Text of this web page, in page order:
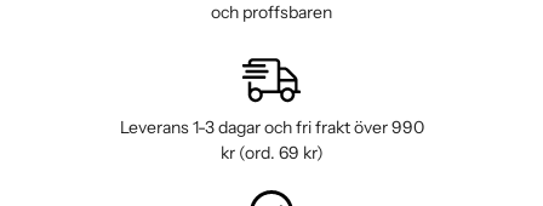
och proffsbaren
Leverans 1-3 dagar och fri frakt över 990
kr (ord. 69 kr)